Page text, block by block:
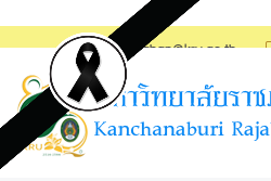
saraban@kru.ac.th